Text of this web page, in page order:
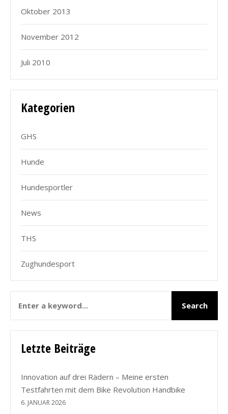
Oktober 2013
November 2012
Juli 2010
Kategorien
GHS
Hunde
Hundesportler
News
THS
Zughundesport
Letzte Beiträge
Innovation auf drei Rädern – Meine ersten
Testfahrten mit dem Bike Revolution Handbike
6. JANUAR 2026